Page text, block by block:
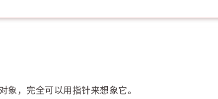
象，完全可以用指针来想象它。